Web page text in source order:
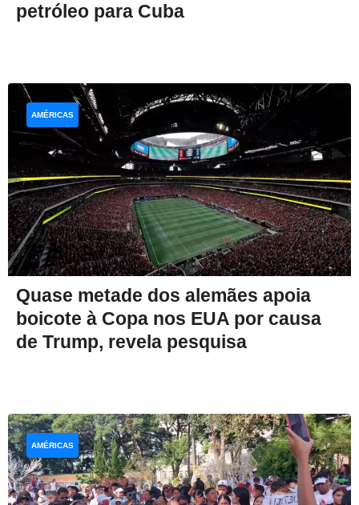
petróleo para Cuba
Quase metade dos alemães apoia
boicote à Copa nos EUA por causa
de Trump, revela pesquisa
AMÉRICAS
AMÉRICAS